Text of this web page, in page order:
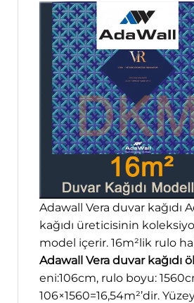
Adawall Vera duvar kağıdı
kağıdı üreticisinin
model içerir. 16m²lik rulo
Adawall Vera duvar kağıdı
eni:106cm, rulo boyu:
106×1560=16,54m²’dir.